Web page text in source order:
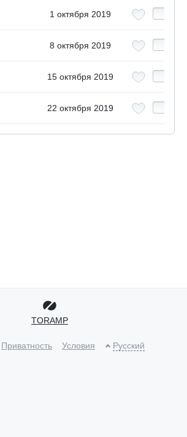
1 октября 2019
8 октября 2019
15 октября 2019
22 октября 2019
TORAMP
Приватность Условия Русский